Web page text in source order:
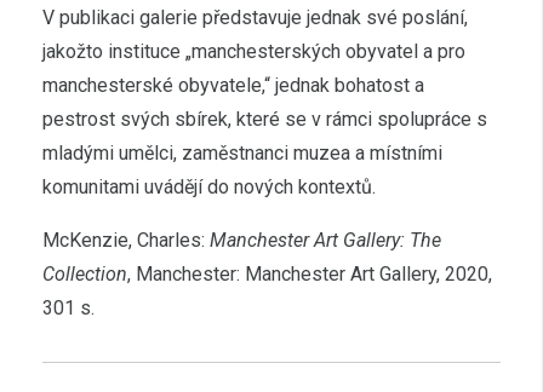
V publikaci galerie představuje jednak své poslání,
jakožto instituce „manchesterských obyvatel a pro
manchesterské obyvatele,“ jednak bohatost a
pestrost svých sbírek, které se v rámci spolupráce s
mladými umělci, zaměstnanci muzea a místními
komunitami uvádějí do nových kontextů.
McKenzie, Charles: Manchester Art Gallery: The
Collection, Manchester: Manchester Art Gallery, 2020,
301 s.